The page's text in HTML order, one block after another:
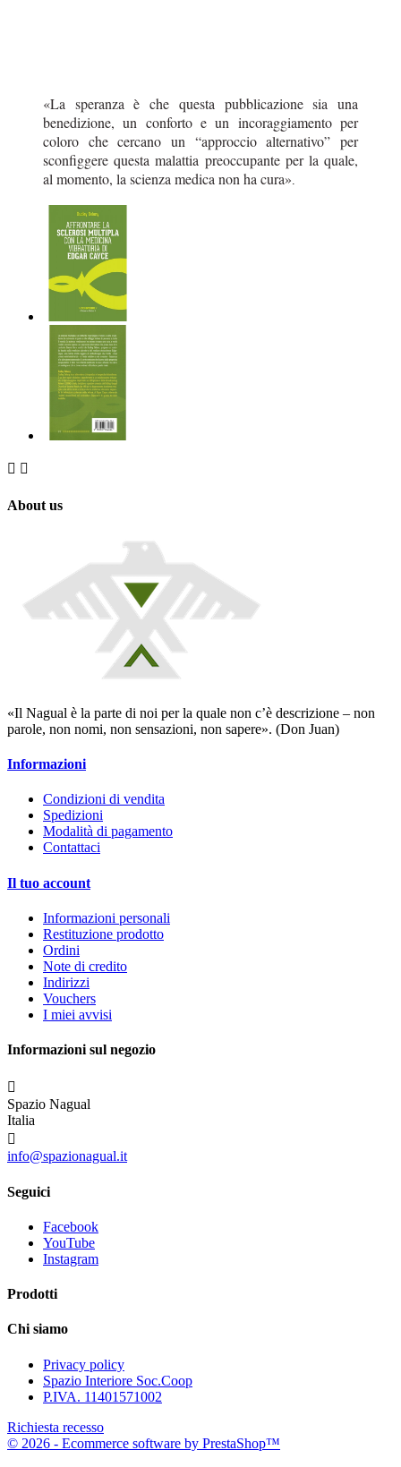
«La speranza è che questa pubblicazione sia una
benedizione, un conforto e un incoraggiamento per
coloro che cercano un “approccio alternativo” per
sconfiggere questa malattia preoccupante per la quale,
al momento, la scienza medica non ha cura»
 
About us
«Il Nagual è la parte di noi per la quale non c’è descrizione – non
parole, non nomi, non sensazioni, non sapere». (Don Juan)
Informazioni
Condizioni di vendita
Spedizioni
Modalità di pagamento
Contattaci
Il tuo account
Informazioni personali
Restituzione prodotto
Ordini
Note di credito
Indirizzi
Vouchers
I miei avvisi
Informazioni sul negozio

Spazio Nagual
Italia

info@spazionagual.it
Seguici
Facebook
YouTube
Instagram
Prodotti
Chi siamo
Privacy policy
Spazio Interiore Soc.Coop
P.IVA. 11401571002
Richiesta recesso
© 2026 - Ecommerce software by PrestaShop™